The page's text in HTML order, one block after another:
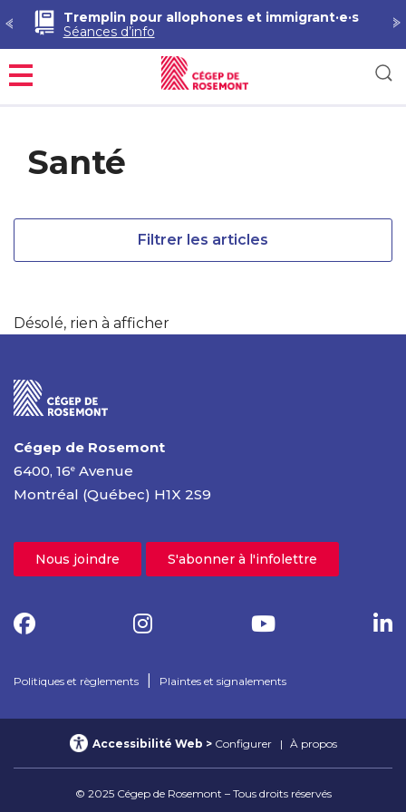
Tremplin pour allophones et immigrant·e·s
Séances d’info
Menu
Santé
Filtrer les articles
Désolé, rien à afficher
Cégep de Rosemont
6400, 16e Avenue
Montréal (Québec) H1X 2S9
Nous joindre S'abonner à l'infolettre
Politiques et règlements Plaintes et signalements
© 2025 Cégep de Rosemont – Tous droits réservés
Accessibilité Web Configurer À propos